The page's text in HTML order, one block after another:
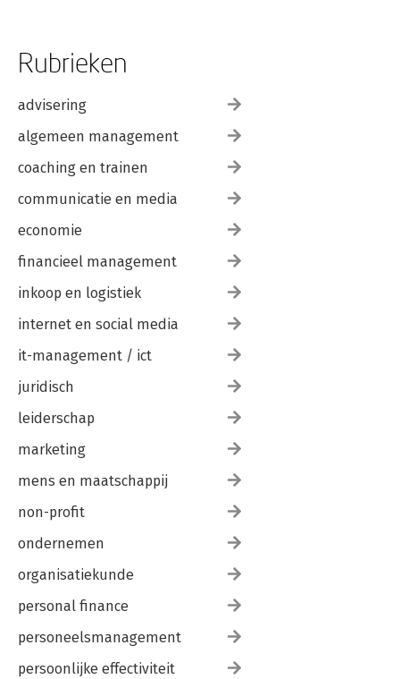
Rubrieken
advisering
algemeen management
coaching en trainen
communicatie en media
economie
financieel management
inkoop en logistiek
internet en social media
it-management / ict
juridisch
leiderschap
marketing
mens en maatschappij
non-profit
ondernemen
organisatiekunde
personal finance
personeelsmanagement
persoonlijke effectiviteit